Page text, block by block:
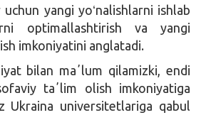
yangi yoʻnalishlarni ishlab
optimallashtirish va yangi
imkoniyatini anglatadi.
bilan maʼlum qilamizki, endi
taʼlim olish imkoniyatiga
Ukraina universitetlariga qabul